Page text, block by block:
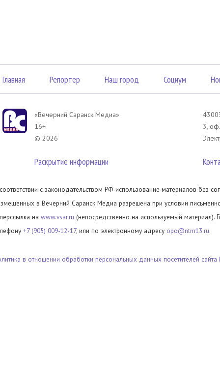
Главная Репортер Наш город Социум
«Вечерний Саранск Mедиа»
16+
© 2026
Раскрытие информации
3,
с законодательством РФ использование материалов без
в Вечерний Саранск Медиа разрешена при условии
на www.vsar.ru (непосредственно на используемый материал).
+7 (905) 009-12-17, или по электронному адресу opo@ntm13.ru.
в отношении обработки персональных данных посетителей